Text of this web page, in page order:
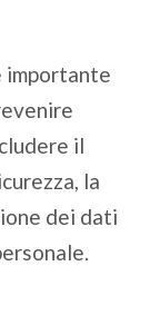
importante
il
la
dei dati